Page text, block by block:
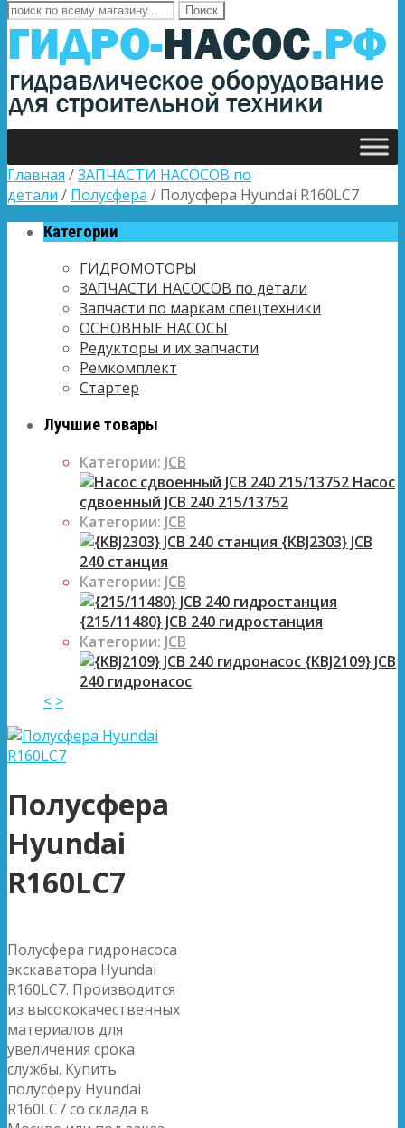
Главная /ЗАПЧАСТИ НАСОСОВ по
детали / Полусфера / Полусфера Hyundai R160LC7
Категории
ГИДРОМОТОРЫ
ЗАПЧАСТИ НАСОСОВ по детали
Запчасти по маркам спецтехники
ОСНОВНЫЕ НАСОСЫ
Редукторы и их запчасти
Ремкомплект
Стартер
Лучшие товары
Категории: JCB
Насос
сдвоенный JCB 240 215/13752
Категории: JCB
{KBJ2303} JCB
240 станция
Категории: JCB
{215/11480} JCB 240 гидростанция
Категории: JCB
{KBJ2109} JCB
240 гидронасос
< >
Полусфера
Hyundai
R160LC7
Полусфера гидронасоса
экскаватора Hyundai
R160LC7. Производится
из высококачественных
материалов для
увеличения срока
службы. Купить
полусферу Hyundai
R160LC7 со склада в